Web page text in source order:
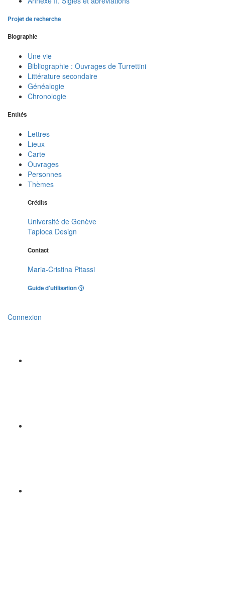
Projet de recherche
Biographie
Une vie
Bibliographie : Ouvrages de Turrettini
Littérature secondaire
Généalogie
Chronologie
Entités
Lettres
Lieux
Carte
Ouvrages
Personnes
Thèmes
Crédits
Université de Genève
Tapioca Design
Contact
Maria-Cristina Pitassi
Guide d'utilisation
Connexion